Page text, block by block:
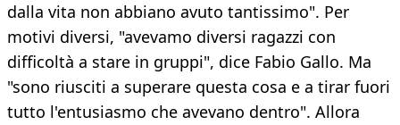
dalla vita non abbiano avuto tantissimo". Per
motivi diversi, "avevamo diversi ragazzi con
difficoltà a stare in gruppi", dice Fabio Gallo. Ma
"sono riusciti a superare questa cosa e a tirar fuori
tutto l'entusiasmo che avevano dentro". Allora